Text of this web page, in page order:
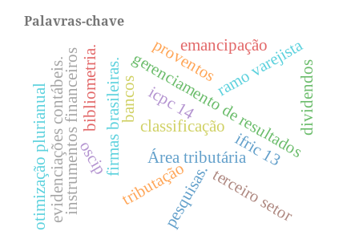
Palavras-chave
classificação
Área tributária
tributação
gerenciamento de resultados
firmas brasileiras.
bibliometria. bancos
instrumentos financeiros pesquisas.terceiro setor
oscip
ramo varejista
evidenciações contábeis. ifric 13
otimização plurianual icpc 14 dividendos
proventos
emancipação